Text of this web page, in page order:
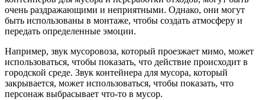
очень раздражающими и неприятными. Однако, они могут
быть использованы в монтаже, чтобы создать атмосферу и
передать определенные эмоции.
Например, звук мусоровоза, который проезжает мимо, может
использоваться, чтобы показать, что действие происходит в
городской среде. Звук контейнера для мусора, который
закрывается, может использоваться, чтобы показать, что
персонаж выбрасывает что-то в мусор.